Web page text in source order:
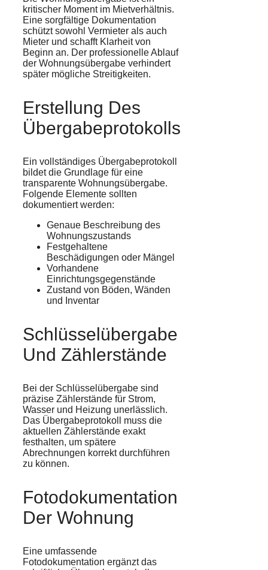
kritischer Moment im Mietverhältnis.
Eine sorgfältige Dokumentation
schützt sowohl Vermieter als auch
Mieter und schafft Klarheit von
Beginn an. Der professionelle Ablauf
der Wohnungsübergabe verhindert
später mögliche Streitigkeiten.
Erstellung Des
Übergabeprotokolls
Ein vollständiges Übergabeprotokoll
bildet die Grundlage für eine
transparente Wohnungsübergabe.
Folgende Elemente sollten
dokumentiert werden:
Genaue Beschreibung des
Wohnungszustands
Festgehaltene
Beschädigungen oder Mängel
Vorhandene
Einrichtungsgegenstände
Zustand von Böden, Wänden
und Inventar
Schlüsselübergabe
Und Zählerstände
Bei der Schlüsselübergabe sind
präzise Zählerstände für Strom,
Wasser und Heizung unerlässlich.
Das Übergabeprotokoll muss die
aktuellen Zählerstände exakt
festhalten, um spätere
Abrechnungen korrekt durchführen
zu können.
Fotodokumentation
Der Wohnung
Eine umfassende
Fotodokumentation ergänzt das